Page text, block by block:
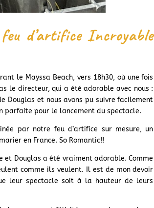
d’artifice Incroyable
le Mayssa Beach, vers 18h30, où une fois
le directeur, qui a été adorable avec nous :
et nous avons pu suivre facilement
parfaite pour le lancement du spectacle.
par notre feu d’artifice sur mesure, un
en France. So Romantic!!
et Douglas a été vraiment adorable. Comme
comme ils veulent. Il est de mon devoir
leur spectacle soit à la hauteur de leurs